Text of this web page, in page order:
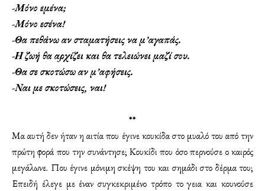
-Μόνο εμένα;
-Μόνο εσένα!
-Θα πεθάνω αν σταματήσεις να μ’αγαπάς.
-Η ζωή θα αρχίζει και θα τελειώνει μαζί σου.
-Θα σε σκοτώσω αν μ’αφήσεις.
-Ναι με σκοτώσεις, ναι!
**
Μα αυτή δεν ήταν η αιτία που έγινε κουκίδα στο μυαλό του από την
πρώτη φορά που την συνάντησε; Κουκίδι που όσο περνούσε ο καιρός
μεγάλωνε. Που έγινε μόνιμη σκέψη του και σημάδι στο δέρμα του;
Επειδή έλεγε με έναν συγκεκριμένο τρόπο το γεια και κουνούσε